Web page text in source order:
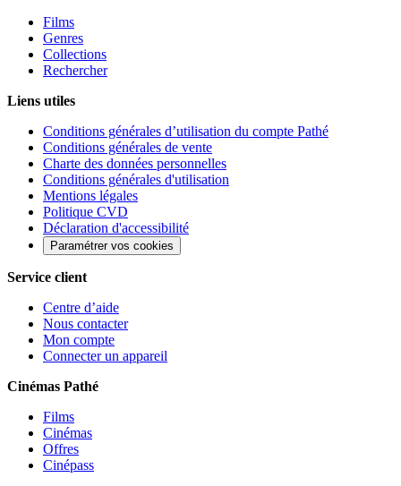
Films
Genres
Collections
Rechercher
Liens utiles
Conditions générales d’utilisation du compte Pathé
Conditions générales de vente
Charte des données personnelles
Conditions générales d'utilisation
Mentions légales
Politique CVD
Déclaration d'accessibilité
Paramétrer vos cookies
Service client
Centre d’aide
Nous contacter
Mon compte
Connecter un appareil
Cinémas Pathé
Films
Cinémas
Offres
Cinépass